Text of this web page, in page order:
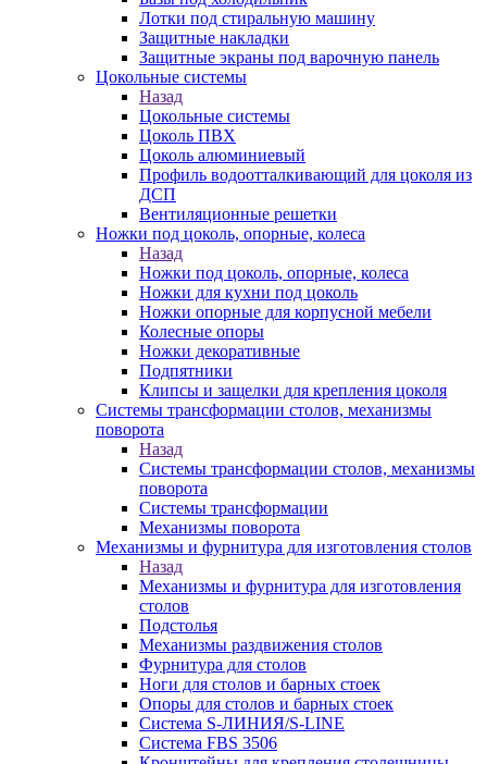
Лотки под стиральную машину
Защитные накладки
Защитные экраны под варочную панель
Цокольные системы
Назад
Цокольные системы
Цоколь ПВХ
Цоколь алюминиевый
Профиль водоотталкивающий для цоколя из
ДСП
Вентиляционные решетки
Ножки под цоколь, опорные, колеса
Назад
Ножки под цоколь, опорные, колеса
Ножки для кухни под цоколь
Ножки опорные для корпусной мебели
Колесные опоры
Ножки декоративные
Подпятники
Клипсы и защелки для крепления цоколя
Системы трансформации столов, механизмы
поворота
Назад
Системы трансформации столов, механизмы
поворота
Системы трансформации
Механизмы поворота
Механизмы и фурнитура для изготовления столов
Назад
Механизмы и фурнитура для изготовления
столов
Подстолья
Механизмы раздвижения столов
Фурнитура для столов
Ноги для столов и барных стоек
Опоры для столов и барных стоек
Система S-ЛИНИЯ/S-LINE
Система FBS 3506